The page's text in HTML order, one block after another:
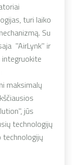
turi laiko
Su
"AirLynk" ir
maksimalų
jūs
technologijų
technologijų